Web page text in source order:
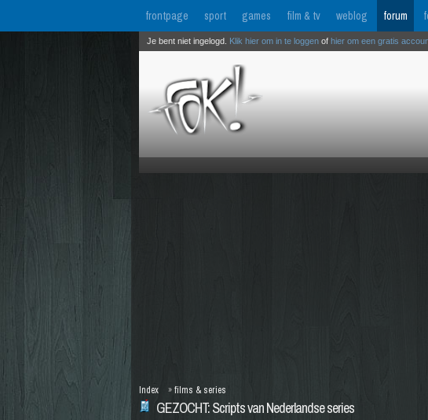
frontpage sport games film & tv weblog forum
Je bent niet ingelogd. Klik hier om in te loggen of hier om een gratis
GEZOCHT: Scripts van Nederlandse series
Index »films & series